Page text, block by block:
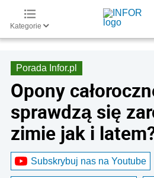
Kategorie
Porada Infor.pl
Opony
sprawdzą się
zimie jak i
Subskrybuj nas na Youtube